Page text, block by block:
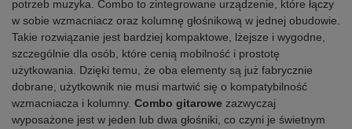
potrzeb muzyka. Combo to zintegrowane urządzenie, które łączy
w sobie wzmacniacz oraz kolumnę głośnikową w jednej obudowie.
Takie rozwiązanie jest bardziej kompaktowe, lżejsze i wygodne,
szczególnie dla osób, które cenią mobilność i prostotę
użytkowania. Dzięki temu, że oba elementy są już fabrycznie
dobrane, użytkownik nie musi martwić się o kompatybilność
wzmacniacza i kolumny. Combo gitarowe zazwyczaj
wyposażone jest w jeden lub dwa głośniki, co czyni je świetnym